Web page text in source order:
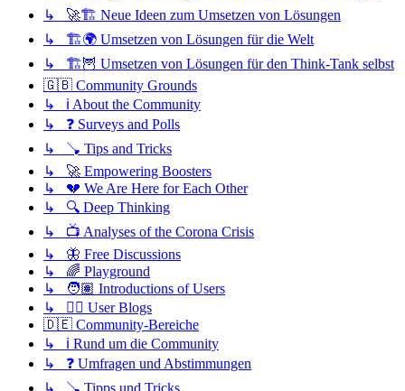
↳ 🚀🏗️ Neue Ideen zum Umsetzen von Lösungen
↳ 🏗️🌍 Umsetzen von Lösungen für die Welt
↳ 🏗️🦉 Umsetzen von Lösungen für den Think-Tank selbst
🇬🇧 Community Grounds
↳ ℹ️ About the Community
↳ ❓ Surveys and Polls
↳ 🪠 Tips and Tricks
↳ 🚀 Empowering Boosters
↳ 💔 We Are Here for Each Other
↳ 🔍 Deep Thinking
↳ 📺 Analyses of the Corona Crisis
↳ 🦋 Free Discussions
↳ 🌈 Playground
↳ 🧑🏽 Introductions of Users
↳ ✍🏽 User Blogs
🇩🇪 Community-Bereiche
↳ ℹ️ Rund um die Community
↳ ❓ Umfragen und Abstimmungen